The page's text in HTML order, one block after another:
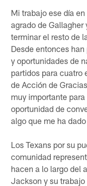
Mi trabajo ese día
agrado de Gallagher
terminar el resto de
Desde entonces
y oportunidades de
partidos para cuatro
de Acción de
muy importante
oportunidad de
algo que me ha
Los Texans por su
comunidad
hacen a lo largo del
Jackson y su